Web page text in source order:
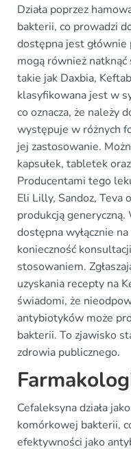
Działa poprzez
bakterii, co prowadzi
dostępna jest głównie
mogą również
takie jak Daxbia,
klasyfikowana jest w
co oznacza, że należy
występuje w różnych
jej zastosowanie.
kapsułek, tabletek
Producentami tego
Eli Lilly, Sandoz, Teva
produkcją
dostępna wyłącznie
konieczność
stosowaniem.
uzyskania recepty na
świadomi, że
antybiotyków może
bakterii. To zjawisko
zdrowia publicznego.
Cefaleksyna działa
komórkowej bakterii,
efektywności jako